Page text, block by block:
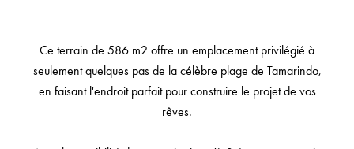
Ce terrain de 586 m2 offre un emplacement privilégié à
seulement quelques pas de la célèbre plage de Tamarindo,
en faisant l'endroit parfait pour construire le projet de vos
rêves.